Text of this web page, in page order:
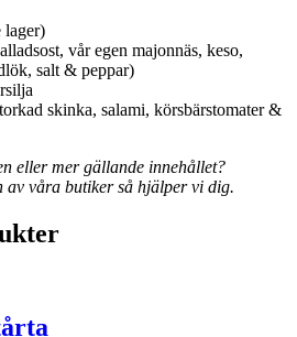
lager)
vår egen majonnäs, keso,
salt & peppar)
skinka, salami, körsbärstomater &
eller mer gällande innehållet?
av våra butiker så hjälper vi dig.